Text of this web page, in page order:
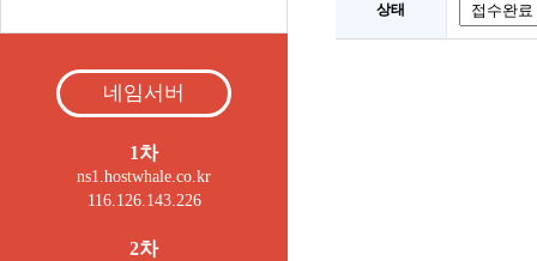
네임서버
1차
ns1.hostwhale.co.kr
116.126.143.226
2차
상태